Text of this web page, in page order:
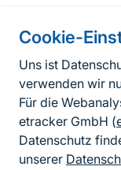
Cookie-
Uns ist
verwenden wir
Für die
etracker GmbH (
Datenschutz
unserer